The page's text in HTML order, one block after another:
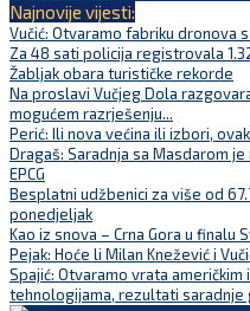
Najnovije vijesti:
Vučić: Otvaramo fabriku dronova
Za 48 sati policija registrovala
Žabljak obara turističke rekorde
Na proslavi Vučjeg Dola
mogućem razrješenju...
Perić: Ili nova većina ili izbori,
Dragaš: Saradnja sa Masdarom
EPCG
Besplatni udžbenici za više od
ponedjeljak
Kao iz snova – Crna Gora u finalu
Pejak: Hoće li Milan Knežević i
Spajić: Otvaramo vrata
tehnologijama, rezultati saradnje